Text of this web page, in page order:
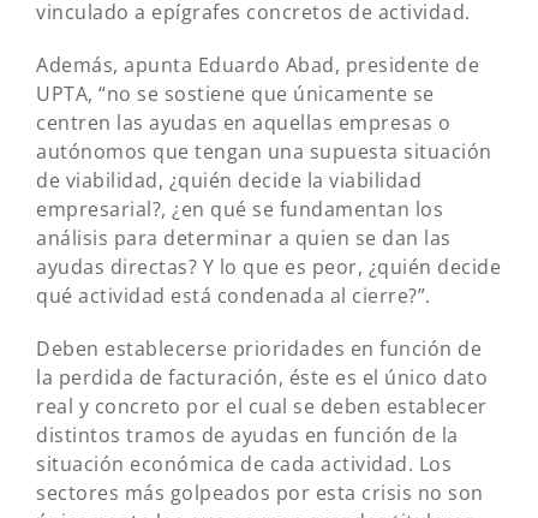
vinculado a epígrafes concretos de actividad.
Además, apunta Eduardo Abad, presidente de
UPTA, “no se sostiene que únicamente se
centren las ayudas en aquellas empresas o
autónomos que tengan una supuesta situación
de viabilidad, ¿quién decide la viabilidad
empresarial?, ¿en qué se fundamentan los
análisis para determinar a quien se dan las
ayudas directas? Y lo que es peor, ¿quién decide
qué actividad está condenada al cierre?”.
Deben establecerse prioridades en función de
la perdida de facturación, éste es el único dato
real y concreto por el cual se deben establecer
distintos tramos de ayudas en función de la
situación económica de cada actividad. Los
sectores más golpeados por esta crisis no son